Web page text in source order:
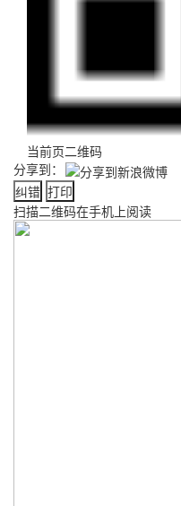
当前页二维码
分享到：
纠错 打印
扫描二维码在手机上阅读